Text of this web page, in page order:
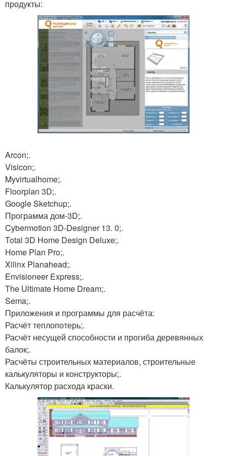
продукты:
Arcon;.
Visicon;.
Myvirtualhome;.
Floorplan 3D;.
Google Sketchup;.
Программа дом-3D;.
Cybermotion 3D-Designer 13. 0;.
Total 3D Home Design Deluxe;.
Home Plan Pro;.
Xilinx Planahead;.
Envisioneer Express;.
The Ultimate Home Dream;.
Sema;.
Приложения и программы для расчёта:
Расчёт теплопотерь;.
Расчёт несущей способности и прогиба деревянных
балок;.
Расчёты строительных материалов, строительные
калькуляторы и конструкторы;.
Калькулятор расхода краски.